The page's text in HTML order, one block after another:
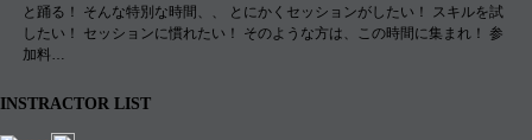
と踊る！ そんな特別な時間、、 とにかくセッションがしたい！ スキルを試
したい！ セッションに慣れたい！ そのような方は、この時間に集まれ！ 参
加料…
INSTRACTOR LIST